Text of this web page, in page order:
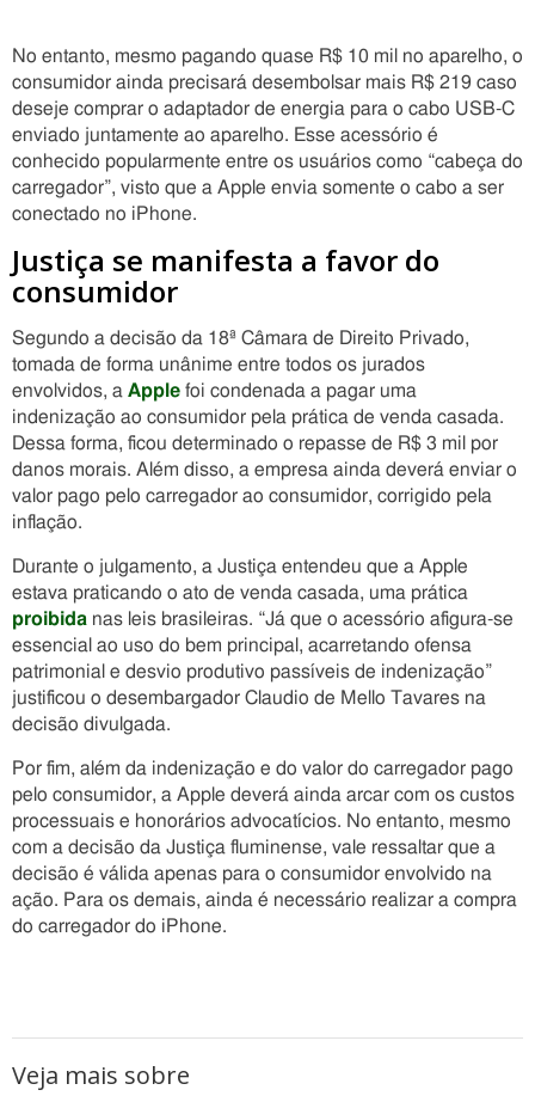
No entanto, mesmo pagando quase R$ 10 mil no aparelho, o
consumidor ainda precisará desembolsar mais R$ 219 caso
deseje comprar o adaptador de energia para o cabo USB-C
enviado juntamente ao aparelho. Esse acessório é
conhecido popularmente entre os usuários como “cabeça do
carregador”, visto que a Apple envia somente o cabo a ser
conectado no iPhone.
Justiça se manifesta a favor do
consumidor
Segundo a decisão da 18ª Câmara de Direito Privado,
tomada de forma unânime entre todos os jurados
envolvidos, a Apple foi condenada a pagar uma
indenização ao consumidor pela prática de venda casada.
Dessa forma, ficou determinado o repasse de R$ 3 mil por
danos morais. Além disso, a empresa ainda deverá enviar o
valor pago pelo carregador ao consumidor, corrigido pela
inflação.
Durante o julgamento, a Justiça entendeu que a Apple
estava praticando o ato de venda casada, uma prática
proibida nas leis brasileiras. “Já que o acessório afigura-se
essencial ao uso do bem principal, acarretando ofensa
patrimonial e desvio produtivo passíveis de indenização”
justificou o desembargador Claudio de Mello Tavares na
decisão divulgada.
Por fim, além da indenização e do valor do carregador pago
pelo consumidor, a Apple deverá ainda arcar com os custos
processuais e honorários advocatícios. No entanto, mesmo
com a decisão da Justiça fluminense, vale ressaltar que a
decisão é válida apenas para o consumidor envolvido na
ação. Para os demais, ainda é necessário realizar a compra
do carregador do iPhone.
Veja mais sobre